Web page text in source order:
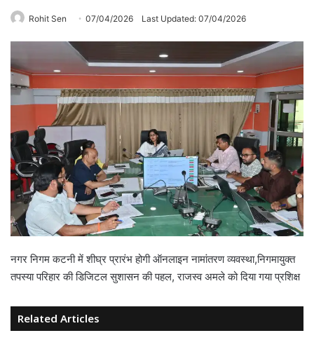
Rohit Sen 07/04/2026 Last Updated: 07/04/2026
नगर निगम कटनी में शीघ्र प्रारंभ होगी ऑनलाइन नामांतरण व्यवस्था,निगमायुक्त
तपस्या परिहार की डिजिटल सुशासन की पहल, राजस्व अमले को दिया गया प्रशिक्ष
Related Articles